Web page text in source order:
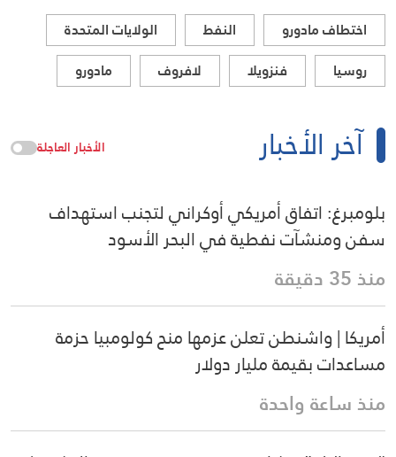
اختطاف مادورو النفط
الولايات المتحدة
روسيا
فنزويلا لافروف مادورو
آخر الأخبار الأخبار العاجلة
بلومبرغ: اتفاق أمريكي أوكراني لتجنب استهداف
سفن ومنشآت نفطية في البحر الأسود
منذ 35 دقيقة
أمريكا | واشنطن تعلن عزمها منح كولومبيا حزمة
مساعدات بقيمة مليار دولار
منذ ساعة واحدة